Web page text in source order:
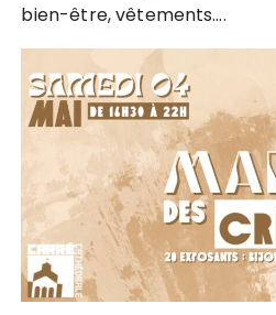
bien-être, vêtements….